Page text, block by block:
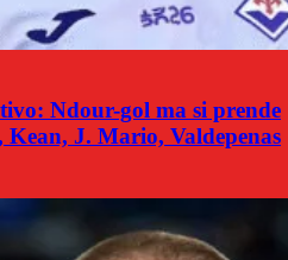
Ndour-gol ma si prende
J. Mario, Valdepenas